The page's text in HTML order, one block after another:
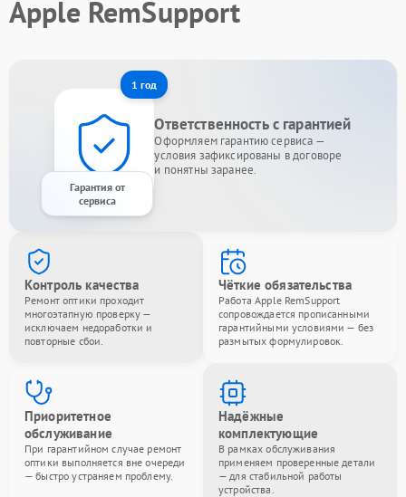
Apple RemSupport
1 год
Гарантия от
сервиса
Ответственность с гарантией
Оформляем гарантию сервиса —
условия зафиксированы в договоре
и понятны заранее.
Контроль качества
Ремонт оптики проходит
многоэтапную проверку —
исключаем недоработки и
повторные сбои.
Чёткие обязательства
Работа Apple RemSupport
сопровождается прописанными
гарантийными условиями — без
размытых формулировок.
Приоритетное
обслуживание
При гарантийном случае ремонт
оптики выполняется вне очереди
— быстро устраняем проблему.
Надёжные
комплектующие
В рамках обслуживания
применяем проверенные детали
— для стабильной работы
устройства.